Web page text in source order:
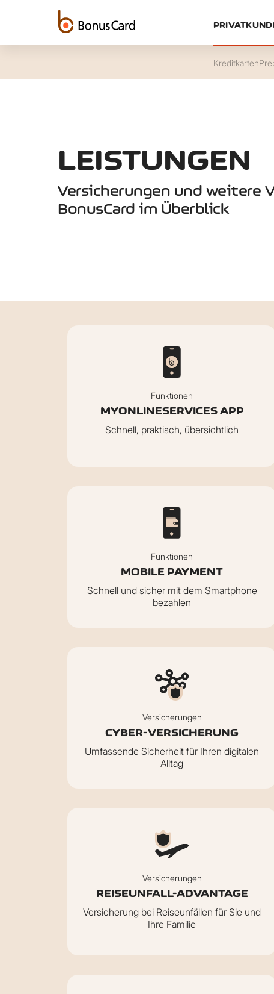
LEISTUNGEN
Versicherungen und weitere
BonusCard im Überblick
Funktionen
MYONLINESERVICES APP
Schnell, praktisch, übersichtlich
Funktionen
MOBILE PAYMENT
Schnell und sicher mit dem Smartphone
bezahlen
Versicherungen
CYBER-VERSICHERUNG
Umfassende Sicherheit für Ihren digitalen
Alltag
Versicherungen
REISEUNFALL-ADVANTAGE
Versicherung bei Reiseunfällen für Sie und
Ihre Familie
Kreditkarten